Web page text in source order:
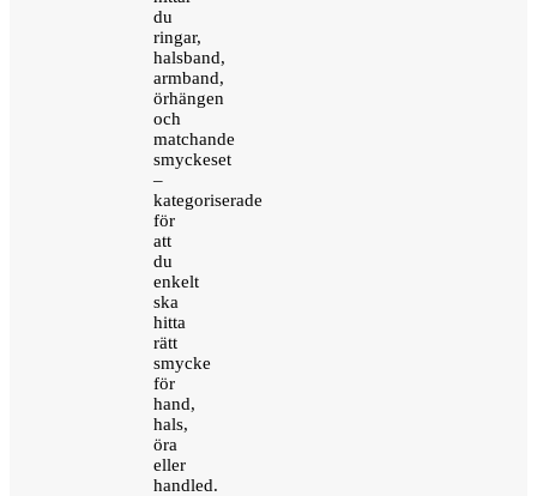
du
ringar,
halsband,
armband,
örhängen
och
matchande
smyckeset
–
kategoriserade
för
att
du
enkelt
ska
hitta
rätt
smycke
för
hand,
hals,
öra
eller
handled.